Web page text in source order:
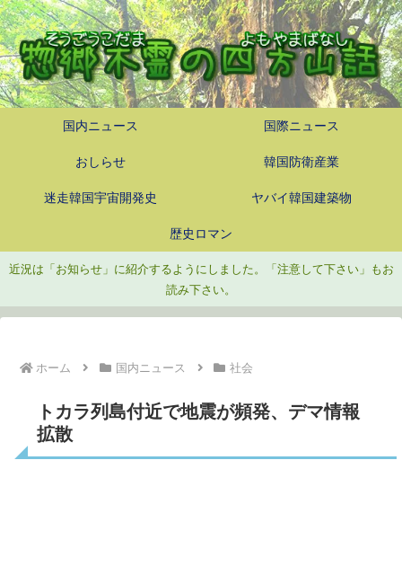
国内ニュース 国際ニュース
おしらせ 韓国防衛産業
迷走韓国宇宙開発史 ヤバイ韓国建築物
歴史ロマン
近況は「お知らせ」に紹介するようにしました。「注意して下さい」もお
読み下さい。
ホーム 国内ニュース 社会
トカラ列島付近で地震が頻発、デマ情報
拡散